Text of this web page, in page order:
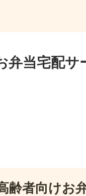
弁当宅配
齢者向けお